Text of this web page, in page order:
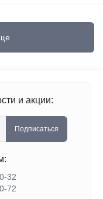
и акции:
Подписаться
32
72